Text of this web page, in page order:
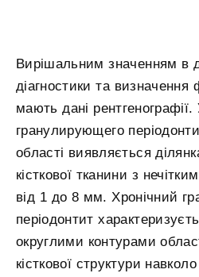
Вирішальним значенням в
діагностики та
мають дані рентгенографії.
гранулирующего
області виявляється
кісткової тканини з
від 1 до 8 мм. Хронічний
періодонтит
округлими контурами
кісткової структури